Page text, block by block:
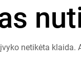
netikėta klaida.